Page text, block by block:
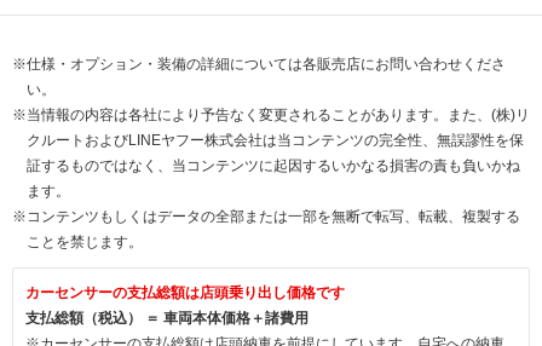
※仕様・オプション・装備の詳細については各販売店にお問い合わせくださ
い。
※当情報の内容は各社により予告なく変更されることがあります。また、(株)リ
クルートおよびLINEヤフー株式会社は当コンテンツの完全性、無誤謬性を保
証するものではなく、当コンテンツに起因するいかなる損害の責も負いかね
ます。
※コンテンツもしくはデータの全部または一部を無断で転写、転載、複製する
ことを禁じます。
カーセンサーの支払総額は店頭乗り出し価格です
支払総額（税込） ＝ 車両本体価格＋諸費用